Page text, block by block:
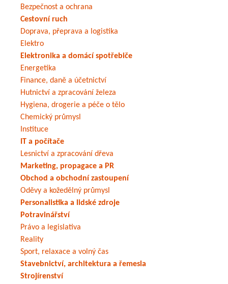
Bezpečnost a ochrana
Cestovní ruch
Doprava, přeprava a logistika
Elektro
Elektronika a domácí spotřebiče
Energetika
Finance, daně a účetnictví
Hutnictví a zpracování železa
Hygiena, drogerie a péče o tělo
Chemický průmysl
Instituce
IT a počítače
Lesnictví a zpracování dřeva
Marketing, propagace a PR
Obchod a obchodní zastoupení
Oděvy a kožedělný průmysl
Personalistika a lidské zdroje
Potravinářství
Právo a legislativa
Reality
Sport, relaxace a volný čas
Stavebnictví, architektura a řemesla
Strojírenství